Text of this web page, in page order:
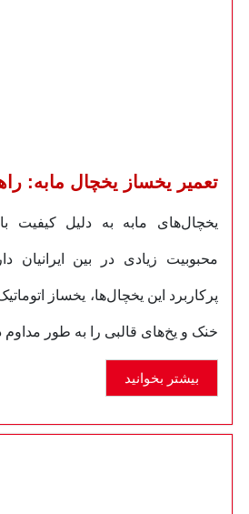
تعمیر یخساز یخچال مابه:
یخچال‌های مابه به دلیل کیفیت
محبوبیت زیادی در بین ایرانیان
پرکاربرد این یخچال‌ها، یخساز
خنک و یخ‌های قالبی را به طور مداوم
بیشتر بخوانید